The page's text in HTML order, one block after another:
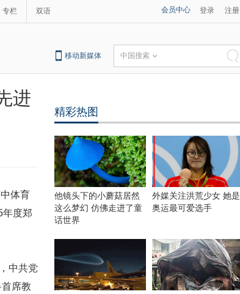
专栏 双语 会员中心 登录 注册
移动新媒体 中国搜索
进
中体育
年度郑
中共党
席教
精彩热图
他镜头下的小蘑菇居然
这么梦幻 仿佛走进了童
话世界
外媒关注洪荒少女 她是
奥运最可爱选手